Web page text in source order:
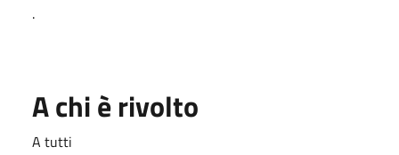
.
A chi è rivolto
A tutti